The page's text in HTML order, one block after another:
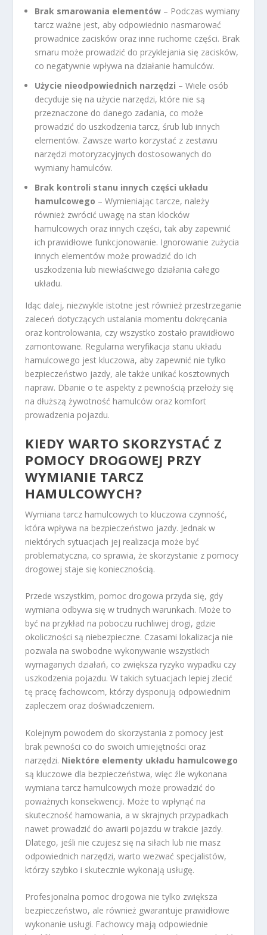
Brak smarowania elementów – Podczas wymiany
tarcz ważne jest, aby odpowiednio nasmarować
prowadnice zacisków oraz inne ruchome części. Brak
smaru może prowadzić do przyklejania się zacisków,
co negatywnie wpływa na działanie hamulców.
Użycie nieodpowiednich narzędzi – Wiele osób
decyduje się na użycie narzędzi, które nie są
przeznaczone do danego zadania, co może
prowadzić do uszkodzenia tarcz, śrub lub innych
elementów. Zawsze warto korzystać z zestawu
narzędzi motoryzacyjnych dostosowanych do
wymiany hamulców.
Brak kontroli stanu innych części układu
hamulcowego – Wymieniając tarcze, należy
również zwrócić uwagę na stan klocków
hamulcowych oraz innych części, tak aby zapewnić
ich prawidłowe funkcjonowanie. Ignorowanie zużycia
innych elementów może prowadzić do ich
uszkodzenia lub niewłaściwego działania całego
układu.
Idąc dalej, niezwykle istotne jest również przestrzeganie
zaleceń dotyczących ustalania momentu dokręcania
oraz kontrolowania, czy wszystko zostało prawidłowo
zamontowane. Regularna weryfikacja stanu układu
hamulcowego jest kluczowa, aby zapewnić nie tylko
bezpieczeństwo jazdy, ale także unikać kosztownych
napraw. Dbanie o te aspekty z pewnością przełoży się
na dłuższą żywotność hamulców oraz komfort
prowadzenia pojazdu.
KIEDY WARTO SKORZYSTAĆ Z
POMOCY DROGOWEJ PRZY
WYMIANIE TARCZ
HAMULCOWYCH?
Wymiana tarcz hamulcowych to kluczowa czynność,
która wpływa na bezpieczeństwo jazdy. Jednak w
niektórych sytuacjach jej realizacja może być
problematyczna, co sprawia, że skorzystanie z pomocy
drogowej staje się koniecznością.
Przede wszystkim, pomoc drogowa przyda się, gdy
wymiana odbywa się w trudnych warunkach. Może to
być na przykład na poboczu ruchliwej drogi, gdzie
okoliczności są niebezpieczne. Czasami lokalizacja nie
pozwala na swobodne wykonywanie wszystkich
wymaganych działań, co zwiększa ryzyko wypadku czy
uszkodzenia pojazdu. W takich sytuacjach lepiej zlecić
tę pracę fachowcom, którzy dysponują odpowiednim
zapleczem oraz doświadczeniem.
Kolejnym powodem do skorzystania z pomocy jest
brak pewności co do swoich umiejętności oraz
narzędzi. Niektóre elementy układu hamulcowego
są kluczowe dla bezpieczeństwa, więc źle wykonana
wymiana tarcz hamulcowych może prowadzić do
poważnych konsekwencji. Może to wpłynąć na
skuteczność hamowania, a w skrajnych przypadkach
nawet prowadzić do awarii pojazdu w trakcie jazdy.
Dlatego, jeśli nie czujesz się na siłach lub nie masz
odpowiednich narzędzi, warto wezwać specjalistów,
którzy szybko i skutecznie wykonają usługę.
Profesjonalna pomoc drogowa nie tylko zwiększa
bezpieczeństwo, ale również gwarantuje prawidłowe
wykonanie usługi. Fachowcy mają odpowiednie